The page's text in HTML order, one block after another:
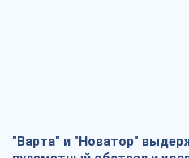
"Варта" и "Новатор"